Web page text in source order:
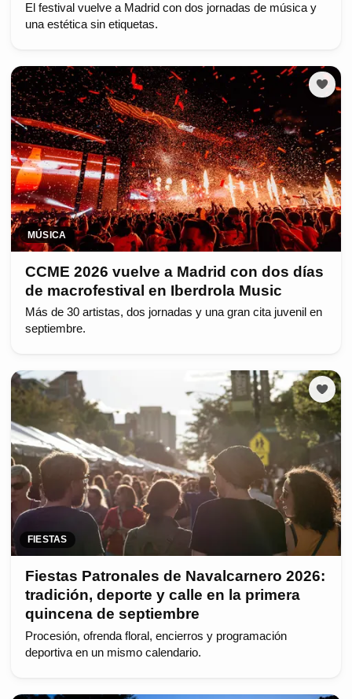
El festival vuelve a Madrid con dos jornadas de música y
una estética sin etiquetas.
MÚSICA
CCME 2026 vuelve a Madrid con dos días
de macrofestival en Iberdrola Music
Más de 30 artistas, dos jornadas y una gran cita juvenil en
septiembre.
FIESTAS
Fiestas Patronales de Navalcarnero 2026:
tradición, deporte y calle en la primera
quincena de septiembre
Procesión, ofrenda floral, encierros y programación
deportiva en un mismo calendario.